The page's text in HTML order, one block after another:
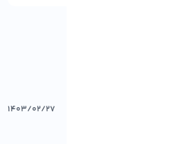
۱۴۰۳/۰۲/۲۷